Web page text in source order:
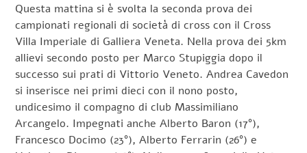
Questa mattina si è svolta la seconda prova dei
campionati regionali di società di cross con il Cross
Villa Imperiale di Galliera Veneta. Nella prova dei 5km
allievi secondo posto per Marco Stupiggia dopo il
successo sui prati di Vittorio Veneto. Andrea Cavedon
si inserisce nei primi dieci con il nono posto,
undicesimo il compagno di club Massimiliano
Arcangelo. Impegnati anche Alberto Baron (17°),
Francesco Docimo (23°), Alberto Ferrarin (26°) e